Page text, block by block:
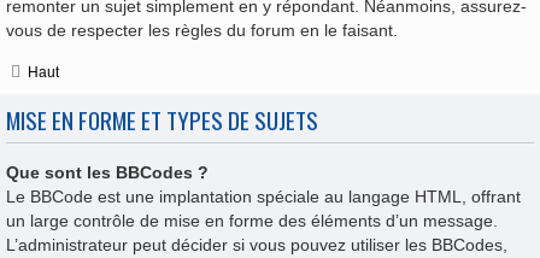
remonter un sujet simplement en y répondant. Néanmoins, assurez-
vous de respecter les règles du forum en le faisant.
Haut
MISE EN FORME ET TYPES DE SUJETS
Que sont les BBCodes ?
Le BBCode est une implantation spéciale au langage HTML, offrant
un large contrôle de mise en forme des éléments d’un message.
L’administrateur peut décider si vous pouvez utiliser les BBCodes,